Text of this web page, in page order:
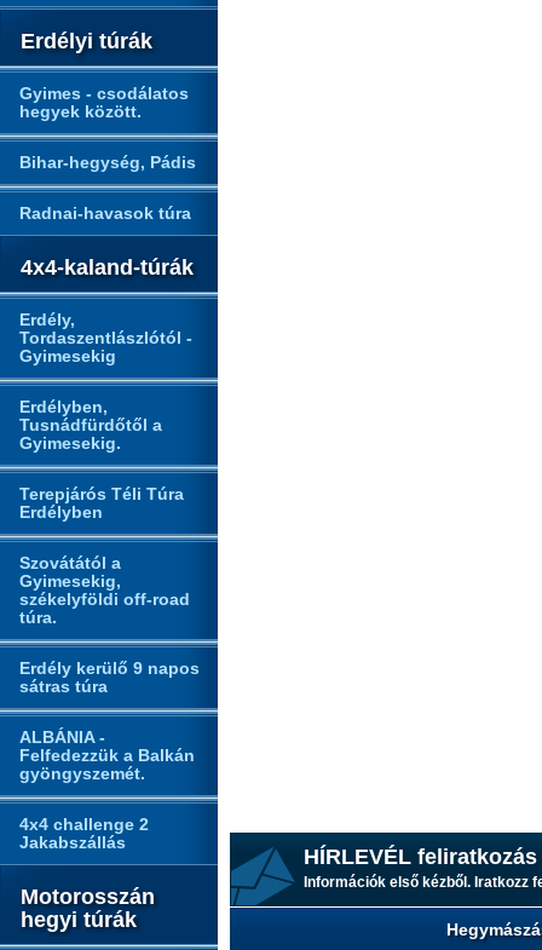
Erdélyi túrák
Gyimes - csodálatos
hegyek között.
Bihar-hegység, Pádis
Radnai-havasok túra
4x4-kaland-túrák
Erdély,
Tordaszentlászlótól -
Gyimesekig
Erdélyben,
Tusnádfürdőtől a
Gyimesekig.
Terepjárós Téli Túra
Erdélyben
Szovátától a
Gyimesekig,
székelyföldi off-road
túra.
Erdély kerülő 9 napos
sátras túra
ALBÁNIA -
Felfedezzük a Balkán
gyöngyszemét.
4x4 challenge 2
Jakabszállás
Motorosszán
hegyi túrák
HÍRLEVÉL feliratkozás
Információk első kézből. Iratkozz